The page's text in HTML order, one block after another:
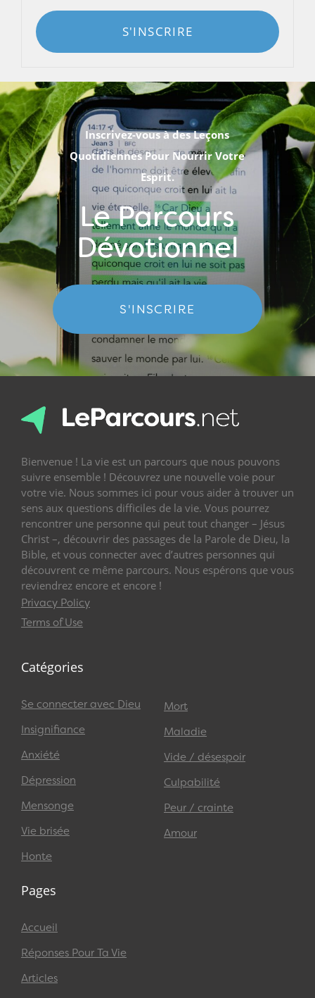
S'INSCRIRE
Inscrivez-vous à des Leçons
Quotidiennes Pour Nourrir Votre
Esprit.
Le Parcours
Dévotionnel
S'INSCRIRE
Bienvenue ! La vie est un parcours que nous pouvons
suivre ensemble ! Découvrez une nouvelle voie pour
votre vie. Nous sommes ici pour vous aider à trouver un
sens aux questions difficiles de la vie. Vous pourrez
rencontrer une personne qui peut tout changer – Jésus
Christ –, découvrir des passages de la Parole de Dieu, la
Bible, et vous connecter avec d’autres personnes qui
découvrent ce même parcours. Nous espérons que vous
reviendrez encore et encore !
Privacy Policy
Terms of Use
Catégories
Se connecter avec Dieu
Insignifiance
Anxiété
Dépression
Mensonge
Vie brisée
Honte
Mort
Maladie
Vide / désespoir
Culpabilité
Peur / crainte
Amour
Pages
Accueil
Réponses Pour Ta Vie
Articles